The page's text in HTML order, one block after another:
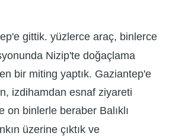
gittik. yüzlerce araç, binlerce
Nizip'te doğaçlama
bir miting yaptık. Gaziantep'e
izdihamdan esnaf ziyareti
on binlerle beraber Balıklı
üzerine çıktık ve